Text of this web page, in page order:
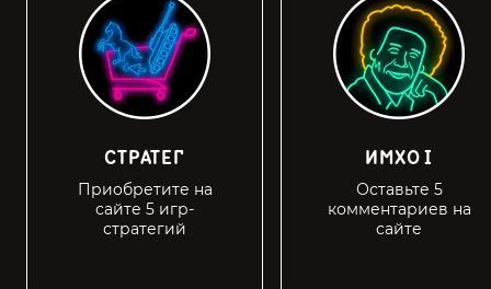
СТРАТЕГ
Приобретите на
сайте 5 игр-
стратегий
ИМХО I
Оставьте 5
комментариев на
сайте